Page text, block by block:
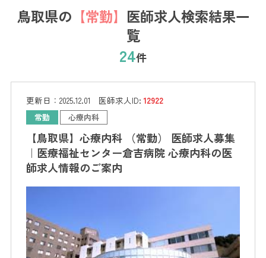
鳥取県の 【常勤】 医師求人検索結果一
覧
24件
更新日： 2025.12.01 医師求人ID:12922
常勤 心療内科
【鳥取県】心療内科 （常勤） 医師求人募集
｜医療福祉センター倉吉病院 心療内科の医
師求人情報のご案内